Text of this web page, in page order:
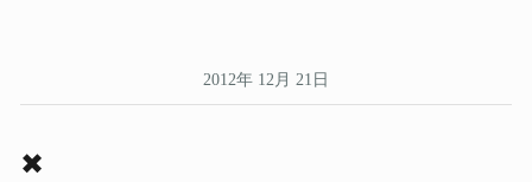
2012年 12月 21日
✖